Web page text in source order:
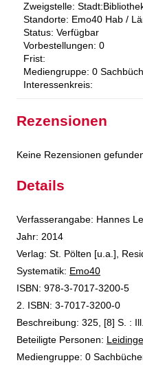
Zweigstelle:
Standorte: Emo40 Hab /
Status: Verfügbar
Vorbestellungen: 0
Frist:
Mediengruppe: 0
Interessenkreis:
Rezensionen
Keine Rezensionen
Details
Suche nach diesem
Verfasserangabe: Hannes
Jahr: 2014
Verlag: St. Pölten [u.a.],
opens in new tab
Diesen Link in neuem Tab
Systematik: Suche nach
Emo40
Suche nach diesem
ISBN: 978-3-7017-3200-5
2. ISBN: 3-7017-3200-0
Beschreibung: 325, [8] S. : Ill.
Beteiligte Personen: Suche
Mediengruppe: 0